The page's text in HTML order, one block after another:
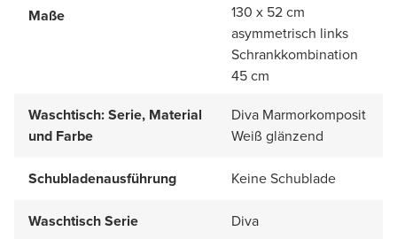
Maße
130 x 52 cm
asymmetrisch links
Schrankkombination
45 cm
Waschtisch: Serie, Material
und Farbe
Diva Marmorkomposit
Weiß glänzend
Schubladenausführung Keine Schublade
Waschtisch Serie Diva